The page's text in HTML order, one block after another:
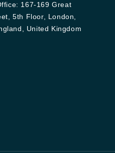
167-169 Great
5th Floor, London,
United Kingdom